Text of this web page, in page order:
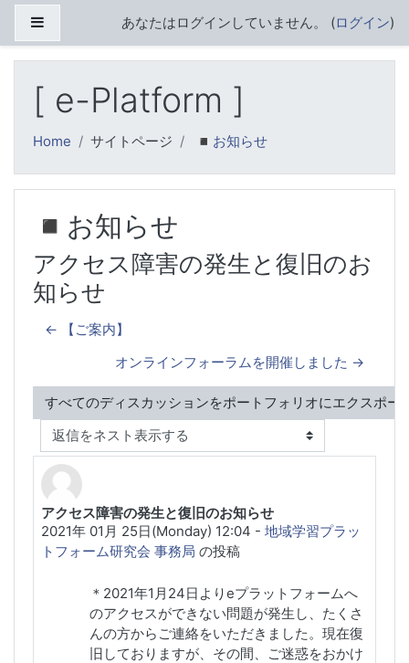
メインコンテンツへスキップする
サイドパネルあなたはログインしていません。 (ログイン)
[ e-Platform ]
Home サイトページ ◾️お知らせ
◾️お知らせ
アクセス障害の発生と復旧のお
知らせ
← 【ご案内】
オンラインフォーラムを開催しました →
表示モード
アクセス障害の発生と復旧のお知らせ
2021年 01月 25日(Monday) 12:04 - 地域学習プラッ
トフォーム研究会 事務局 の投稿
返信数: 0
＊2021年1月24日よりeプラットフォームへ
のアクセスができない問題が発生し、たくさ
んの方からご連絡をいただきました。現在復
旧しておりますが、その間、ご迷惑をおかけ